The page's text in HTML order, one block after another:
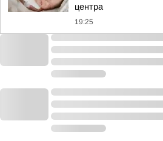
центра
19:25